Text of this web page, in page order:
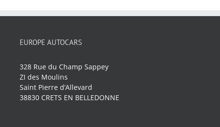
EUROPE AUTOCARS
328 Rue du Champ Sappey
ZI des Moulins
Saint Pierre d’Allevard
38830 CRETS EN BELLEDONNE